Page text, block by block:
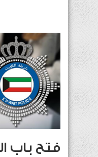
فتح باب